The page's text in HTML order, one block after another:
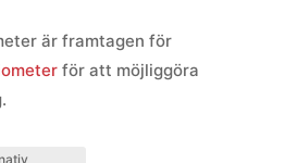
är framtagen för
för att möjliggöra